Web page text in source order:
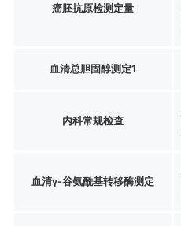
癌胚抗原检测定量
血清总胆固醇测定1
内科常规检查
血清γ-谷氨酰基转移酶测定